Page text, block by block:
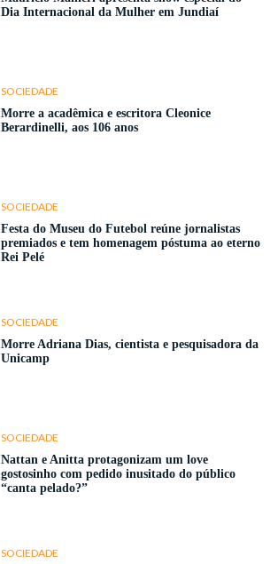
Dia Internacional da Mulher em Jundiaí
SOCIEDADE
Morre a acadêmica e escritora Cleonice
Berardinelli, aos 106 anos
SOCIEDADE
Festa do Museu do Futebol reúne jornalistas
premiados e tem homenagem póstuma ao eterno
Rei Pelé
SOCIEDADE
Morre Adriana Dias, cientista e pesquisadora da
Unicamp
SOCIEDADE
Nattan e Anitta protagonizam um love
gostosinho com pedido inusitado do público
“canta pelado?”
SOCIEDADE